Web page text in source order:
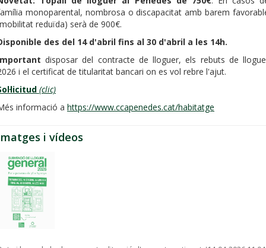
monoparental, nombrosa o discapacitat amb barem
reduïda) serà de 900€.
des del 14 d'abril fins al 30 d'abril a les 14h.
disposar del contracte de lloguer, els rebuts de
i el certificat de titularitat bancari on es vol rebre l'ajut.
(clic)
informació a https://www.ccapenedes.cat/habitatge
i vídeos